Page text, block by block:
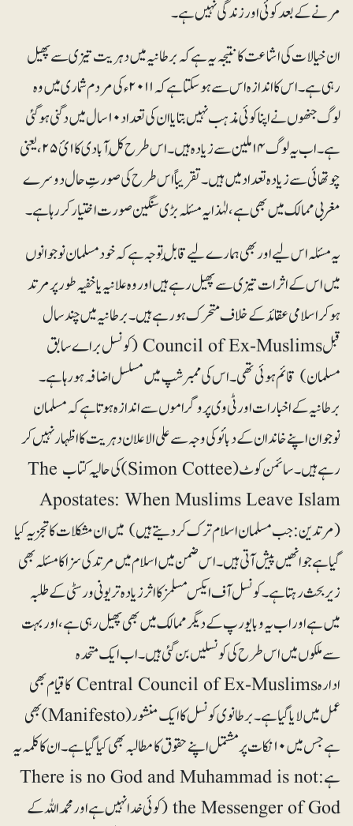
مرنے کے بعد کوئی اور زندگی نہیں ہے۔
ان خیالات کی اشاعت کا نتیجہ یہ ہے کہ برطانیہ میں دہریت تیزی سے پھیل
رہی ہے۔ اس کا اندازہ اس سے ہوسکتا ہے کہ ۲۰۱۱ء کی مردم شماری میں وہ
لوگ جنھوں نے اپنا کوئی مذہب نہیں بتایا ان کی تعداد ۱۰سال میں دگنی ہوگئی
ہے۔ اب یہ لوگ ۱۴ملین سے زیادہ ہیں۔ اس طرح کُل آبادی کا ۱ئ۲۵، یعنی
چوتھائی سے زیادہ تعداد میں ہیں۔ تقریباً اس طرح کی صورتِ حال دوسرے
مغربی ممالک میں بھی ہے، لہٰذا یہ مسئلہ بڑی سنگین صورت اختیار کر رہا ہے۔
یہ مسئلہ اس لیے اور بھی ہمارے لیے قابلِ توجہ ہے کہ خود مسلمان نوجوانوں
میں اس کے اثرات تیزی سے پھیل رہے ہیں اور وہ علانیہ یا خفیہ طور پر مرتد
ہوکر اسلامی عقائد کے خلاف متحرک ہو رہے ہیں۔ برطانیہ میں چند سال
قبل Council of Ex-Muslims (کونسل براے سابق
مسلمان) قائم ہوئی تھی۔ اس کی ممبرشپ میں مسلسل اضافہ ہو رہا ہے۔
برطانیہ کے اخبارات اور ٹی وی پروگراموں سے اندازہ ہوتا ہے کہ مسلمان
نوجوان اپنے خاندان کے دبائو کی وجہ سے علی الاعلان دہریت کا اظہار نہیں کر
رہے ہیں۔ سائمن کوٹ(Simon Cottee) کی حالیہ کتاب The
Apostates: When Muslims Leave Islam
(مرتدین: جب مسلمان اسلام ترک کردیتے ہیں) میں ان مشکلات کا تجزیہ کیا
گیا ہے جو انھیں پیش آتی ہیں۔ اس ضمن میں اسلام میں مرتد کی سزا کا مسئلہ بھی
زیربحث رہتا ہے۔ کونسل آف ایکس مسلمز کا اثر زیادہ تر یونی ورسٹی کے طلبہ
میں ہے اور اب یہ وبا یورپ کے دیگر ممالک میں بھی پھیل رہی ہے، اور بہت
سے ملکوں میں اس طرح کی کونسلیں بن گئی ہیں۔ اب ایک متحدہ
ادارہ Central Council of Ex-Muslims کا قیام بھی
عمل میں لایا گیا ہے۔ برطانوی کونسل کا ایک منشور (Manifesto) بھی
ہے جس میں ۱۰نکات پر مشتمل اپنے حقوق کا مطالبہ بھی کیا گیا ہے۔ ان کا کلمہ یہ
ہے: There is no God and Muhammad is not
the Messenger of God (کوئی خدا نہیں ہے اور محمد اللہ کے